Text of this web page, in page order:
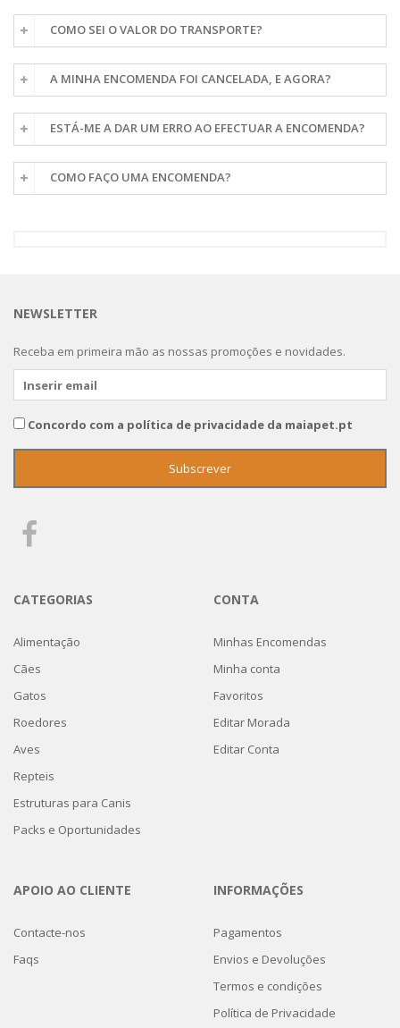
COMO SEI O VALOR DO TRANSPORTE?
A MINHA ENCOMENDA FOI CANCELADA, E AGORA?
ESTÁ-ME A DAR UM ERRO AO EFECTUAR A ENCOMENDA?
COMO FAÇO UMA ENCOMENDA?
NEWSLETTER
Receba em primeira mão as nossas promoções e novidades.
Concordo com a política de privacidade da maiapet.pt
CATEGORIAS
Alimentação
Cães
Gatos
Roedores
Aves
Repteis
Estruturas para Canis
Packs e Oportunidades
CONTA
Minhas Encomendas
Minha conta
Favoritos
Editar Morada
Editar Conta
APOIO AO CLIENTE
Contacte-nos
Faqs
INFORMAÇÕES
Pagamentos
Envios e Devoluções
Termos e condições
Política de Privacidade